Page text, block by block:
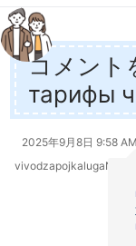
プ
コメント
тарифы
2025年9月8日 9:58 AM
vivodzapojkalugaNut